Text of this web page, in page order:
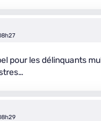
pour les délinquants